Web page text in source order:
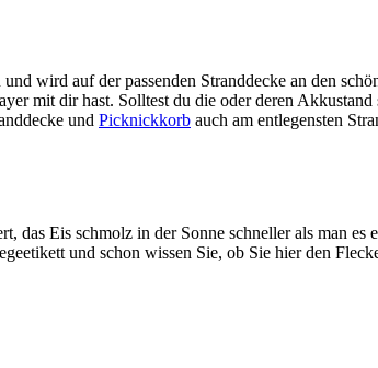
wird auf der passenden Stranddecke an den
mit dir hast. Solltest du die oder deren
und Picknickkorb auch am entlegensten
Eis schmolz in der Sonne schneller als man es
und schon wissen Sie, ob Sie hier den